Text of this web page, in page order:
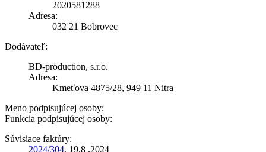
2020581288
Adresa:
032 21 Bobrovec
Dodávateľ:
BD-production, s.r.o.
Adresa:
Kmeťova 4875/28, 949 11 Nitra
Meno podpisujúcej osoby:
Funkcia podpisujúcej osoby:
Súvisiace faktúry:
2024/304, 19.8 .2024